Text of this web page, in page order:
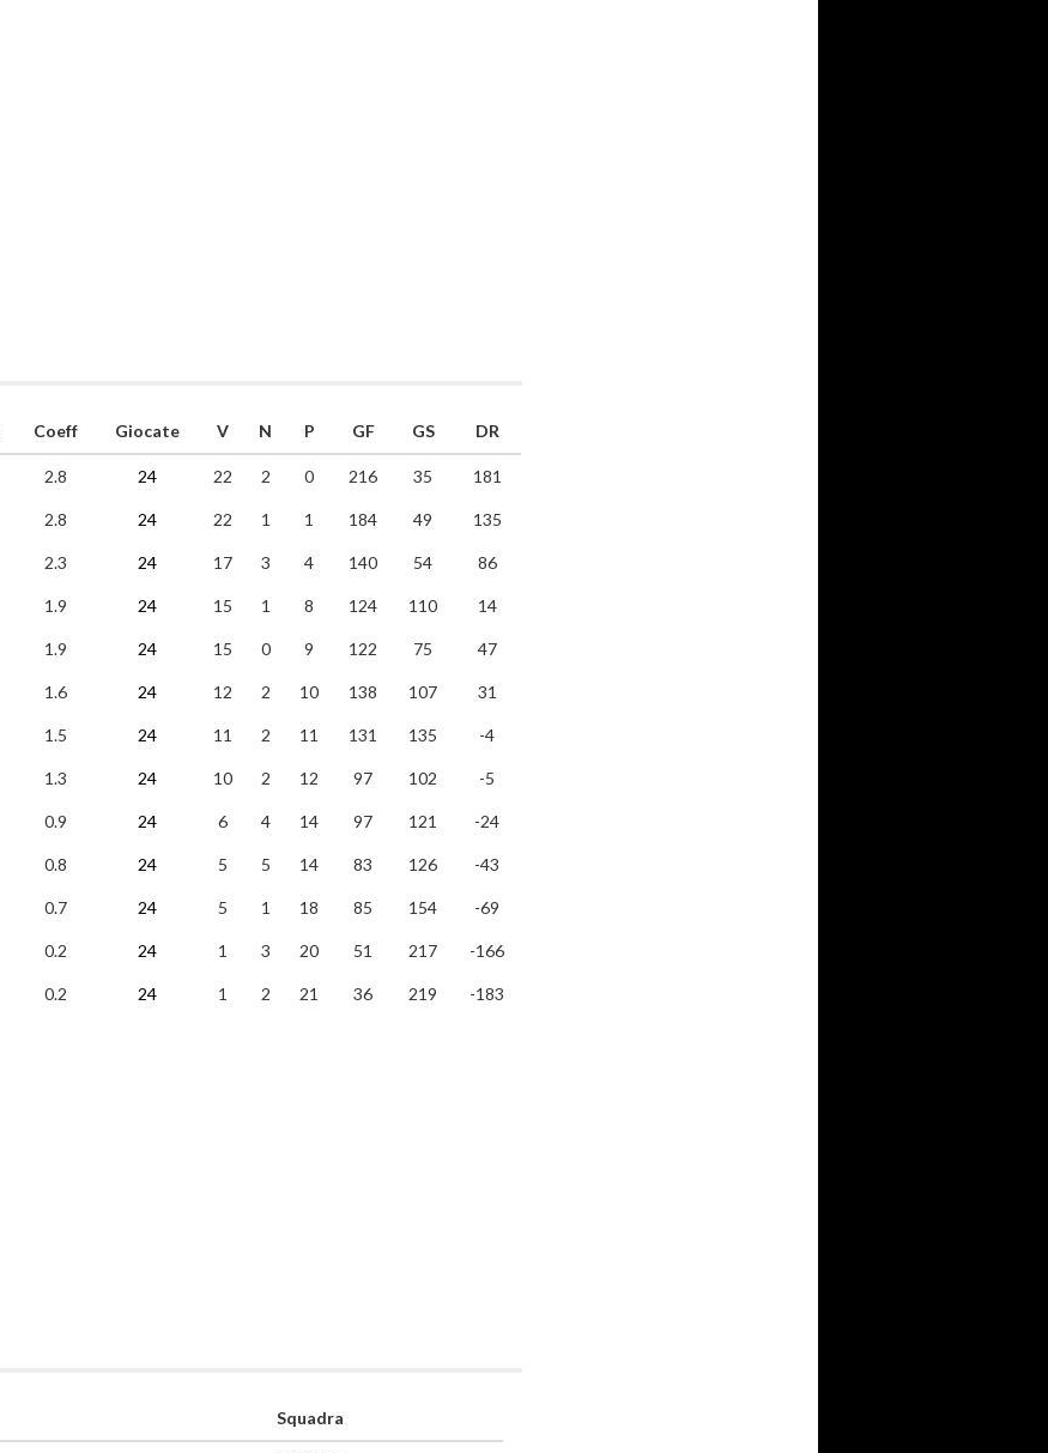
Coeff Giocate V N P GF GS DR
2.8 24 22 2 0 216 35 181
2.8 24 22 1 1 184 49 135
2.3 24 17 3 4 140 54 86
1.9 24 15 1 8 124 110 14
1.9 24 15 0 9 122 75 47
1.6 24 12 2 10 138 107 31
1.5 24 11 2 11 131 135 -4
1.3 24 10 2 12 97 102 -5
0.9 24 6 4 14 97 121 -24
0.8 24 5 5 14 83 126 -43
0.7 24 5 1 18 85 154 -69
0.2 24 1 3 20 51 217 -166
0.2 24 1 2 21 36 219 -183
Squadra